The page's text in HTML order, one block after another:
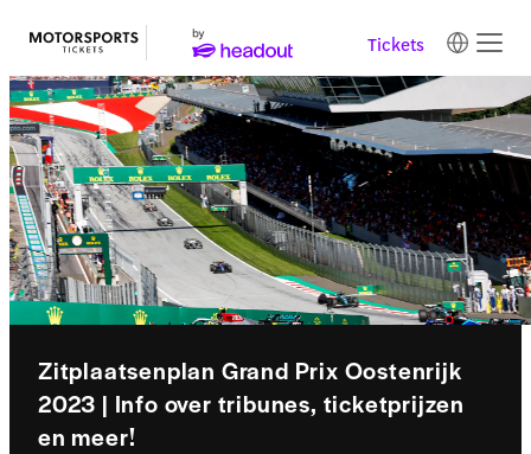
Tickets
Zitplaatsenplan Grand Prix Oostenrijk
2023 | Info over tribunes, ticketprijzen
en meer!